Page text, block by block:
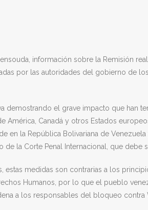
información sobre la Remisión
por las autoridades del gobierno de
demostrando el grave impacto que han
América, Canadá y otros Estados
en la República Bolivariana de
la Corte Penal Internacional, que debe
estas medidas son contrarias a los
Humanos, por lo que el pueblo
a los responsables del bloqueo contra